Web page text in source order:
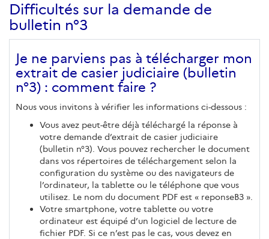
Difficultés sur la demande de
bulletin n°3
Je ne parviens pas à télécharger mon
extrait de casier judiciaire (bulletin
n°3) : comment faire ?
Nous vous invitons à vérifier les informations ci-dessous :
Vous avez peut-être déjà téléchargé la réponse à
votre demande d’extrait de casier judiciaire
(bulletin n°3). Vous pouvez rechercher le document
dans vos répertoires de téléchargement selon la
configuration du système ou des navigateurs de
l’ordinateur, la tablette ou le téléphone que vous
utilisez. Le nom du document PDF est « reponseB3 ».
Votre smartphone, votre tablette ou votre
ordinateur est équipé d’un logiciel de lecture de
fichier PDF. Si ce n’est pas le cas, vous devez en